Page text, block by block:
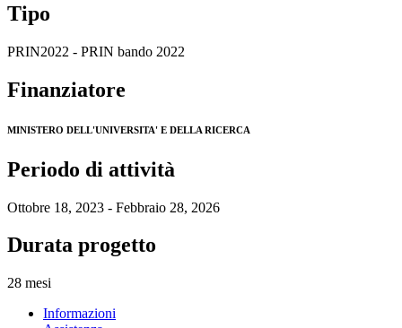
Tipo
PRIN2022 - PRIN bando 2022
Finanziatore
MINISTERO DELL'UNIVERSITA' E DELLA RICERCA
Periodo di attività
Ottobre 18, 2023 - Febbraio 28, 2026
Durata progetto
28 mesi
Informazioni